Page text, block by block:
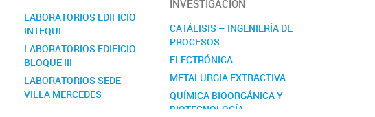
LABORATORIOS EDIFICIO
INTEQUI
LABORATORIOS EDIFICIO
BLOQUE III
LABORATORIOS SEDE
VILLA MERCEDES
INVESTIGACIÓN
CATÁLISIS – INGENIERÍA DE
PROCESOS
ELECTRÓNICA
METALURGIA EXTRACTIVA
QUÍMICA BIOORGÁNICA Y
BIOTECNOLOGÍA